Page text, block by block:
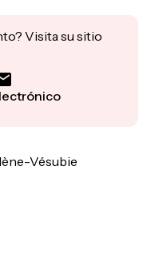
Visita su sitio
Vésubie